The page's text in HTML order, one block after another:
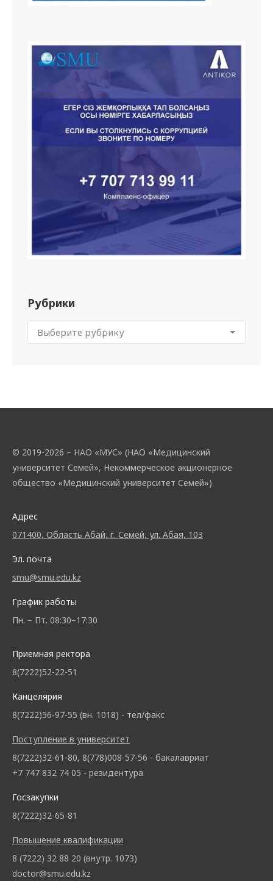
Рубрики
© 2019-2026 – НАО «МУС» (НАО «Медицинский
университет Семей», Некоммерческое акционерное
общество «Медицинский университет Семей»)
Адрес
071400, Область Абай, г. Семей, ул. Абая, 103
Эл. почта
smu@smu.edu.kz
График работы
Пн. – Пт. 08:30–17:30
Приемная ректора
8(7222)52-22-51
Канцелярия
8(7222)56-97-55 (вн. 1018) - тел/факс
Поступление в университет
8(7222)32-61-80, 8(778)008-57-56 - бакалавриат
+7 747 832 74 05 - резидентура
Госзакупки
8(7222)32-65-81
Повышение квалификации
8 (7222) 32 88 20 (внутр. 1073)
doctor@smu.edu.kz